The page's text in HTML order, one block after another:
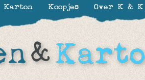
Karton Koopjes Over K & K